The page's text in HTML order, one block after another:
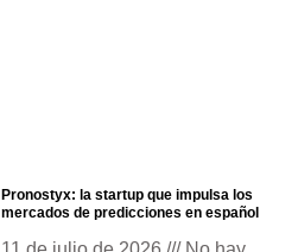
Pronostyx: la startup que impulsa los
mercados de predicciones en español